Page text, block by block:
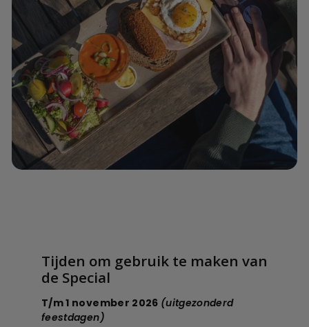
Tijden om gebruik te maken van
de Special
T/m 1 november 2026 (uitgezonderd
feestdagen)